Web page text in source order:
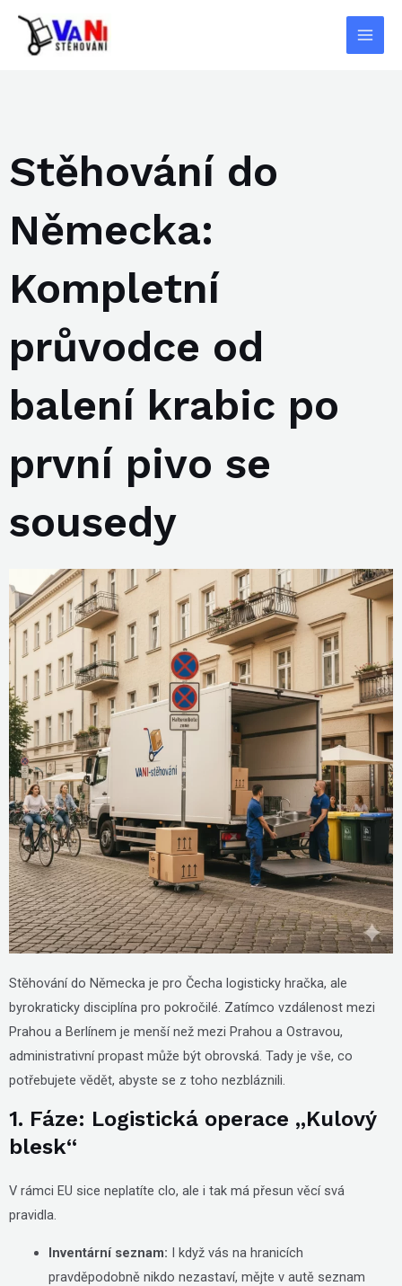
obsah
Main
Stěhování do
Německa:
Kompletní
průvodce od
balení krabic po
první pivo se
sousedy
Stěhování do Německa je pro Čecha logisticky hračka, ale
byrokraticky disciplína pro pokročilé. Zatímco vzdálenost mezi
Prahou a Berlínem je menší než mezi Prahou a Ostravou,
administrativní propast může být obrovská. Tady je vše, co
potřebujete vědět, abyste se z toho nezbláznili.
1. Fáze: Logistická operace „Kulový
blesk“
V rámci EU sice neplatíte clo, ale i tak má přesun věcí svá
pravidla.
Inventární seznam: I když vás na hranicích
pravděpodobně nikdo nezastaví, mějte v autě seznam